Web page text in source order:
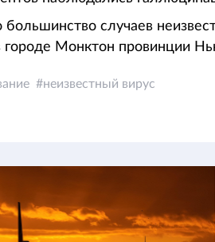
большинство случаев
городе Монктон провинции
неизвестный вирус